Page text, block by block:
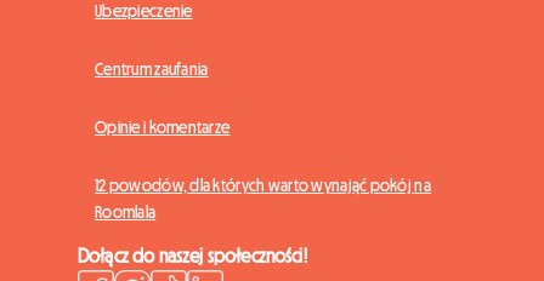
Ubezpieczenie
Centrum zaufania
Opinie i komentarze
12 powodów, dla których warto wynająć pokój na
Roomlala
Dołącz do naszej społeczności!